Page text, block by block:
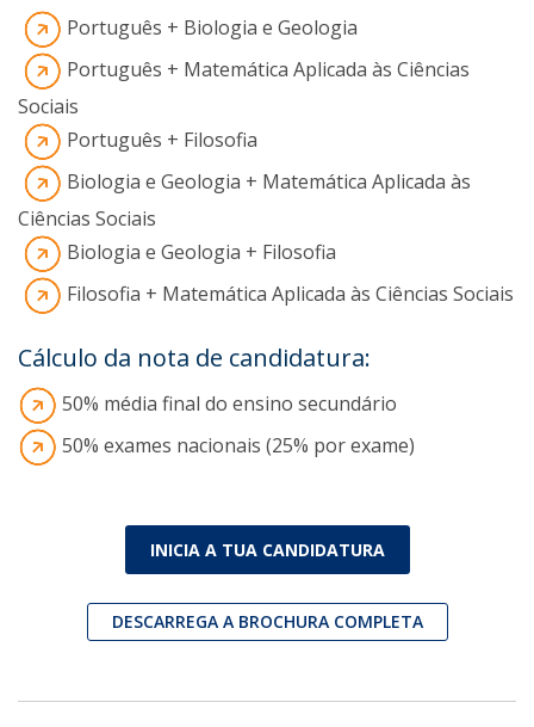
Português + Biologia e Geologia
Português + Matemática Aplicada às Ciências
Sociais
Português + Filosofia
Biologia e Geologia + Matemática Aplicada às
Ciências Sociais
Biologia e Geologia + Filosofia
Filosofia + Matemática Aplicada às Ciências Sociais
Cálculo da nota de candidatura:
50% média final do ensino secundário
50% exames nacionais (25% por exame)
INICIA A TUA CANDIDATURA
DESCARREGA A BROCHURA COMPLETA